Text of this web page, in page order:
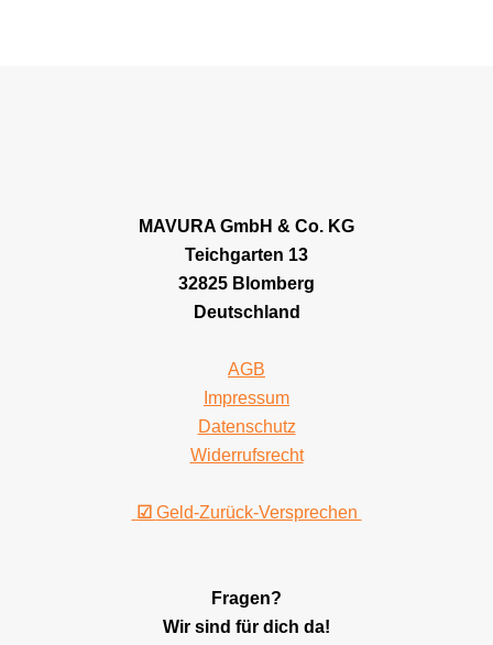
MAVURA GmbH & Co. KG
Teichgarten 13
32825 Blomberg
Deutschland
AGB
Impressum
Datenschutz
Widerrufsrecht
☑ Geld-Zurück-Versprechen
Fragen?
Wir sind für dich da!